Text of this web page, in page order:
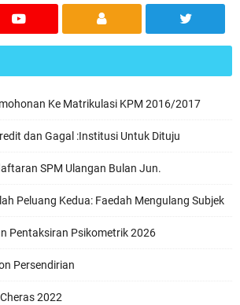
Ke Matrikulasi KPM 2016/2017
dan Gagal :Institusi Untuk Dituju
SPM Ulangan Bulan Jun.
Peluang Kedua: Faedah Mengulang Subjek
Pentaksiran Psikometrik 2026
Persendirian
2022